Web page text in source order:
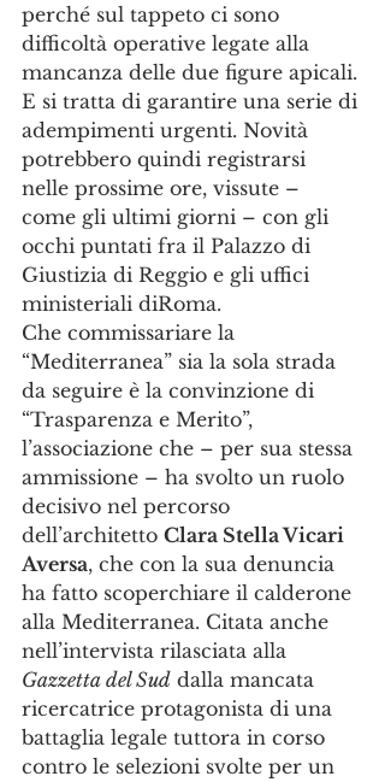
perché sul tappeto ci sono
difficoltà operative legate alla
mancanza delle due figure apicali.
E si tratta di garantire una serie di
adempimenti urgenti. Novità
potrebbero quindi registrarsi
nelle prossime ore, vissute –
come gli ultimi giorni – con gli
occhi puntati fra il Palazzo di
Giustizia di Reggio e gli uffici
ministeriali diRoma.
Che commissariare la
“Mediterranea” sia la sola strada
da seguire è la convinzione di
“Trasparenza e Merito”,
l’associazione che – per sua stessa
ammissione – ha svolto un ruolo
decisivo nel percorso
dell’architetto Clara Stella Vicari
Aversa, che con la sua denuncia
ha fatto scoperchiare il calderone
alla Mediterranea. Citata anche
nell’intervista rilasciata alla
Gazzetta del Sud dalla mancata
ricercatrice protagonista di una
battaglia legale tuttora in corso
contro le selezioni svolte per un